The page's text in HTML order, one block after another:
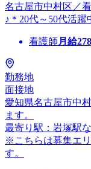
名古屋市中村区／
♪＊20代～50代活躍
看護師 月給
勤務地
面接地
愛知県名古屋市中
ます。
最寄り駅：岩塚駅
※こちらは募集エ
す。